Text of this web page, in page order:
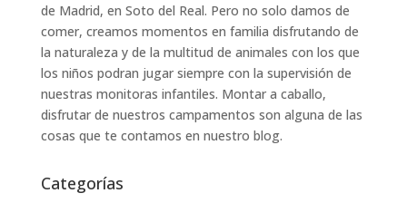
de Madrid, en Soto del Real. Pero no solo damos de
comer, creamos momentos en familia disfrutando de
la naturaleza y de la multitud de animales con los que
los niños podran jugar siempre con la supervisión de
nuestras monitoras infantiles. Montar a caballo,
disfrutar de nuestros campamentos son alguna de las
cosas que te contamos en nuestro blog.
Categorías